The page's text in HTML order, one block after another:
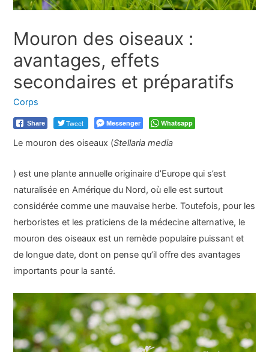
Mouron des oiseaux :
avantages, effets
secondaires et préparatifs
Corps
Share Tweet Messenger Whatsapp
Le mouron des oiseaux (Stellaria media
) est une plante annuelle originaire d’Europe qui s’est
naturalisée en Amérique du Nord, où elle est surtout
considérée comme une mauvaise herbe. Toutefois, pour les
herboristes et les praticiens de la médecine alternative, le
mouron des oiseaux est un remède populaire puissant et
de longue date, dont on pense qu’il offre des avantages
importants pour la santé.